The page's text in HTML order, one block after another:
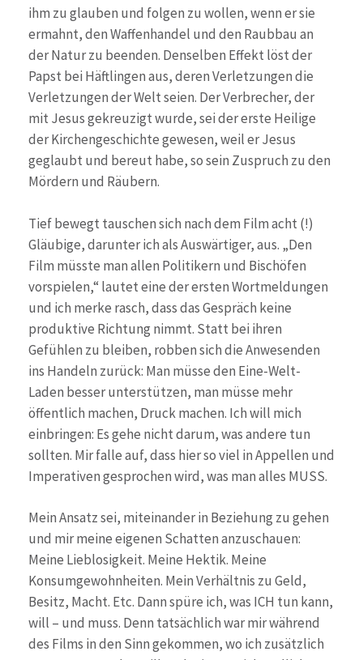
ihm zu glauben und folgen zu wollen, wenn er sie
ermahnt, den Waffenhandel und den Raubbau an
der Natur zu beenden. Denselben Effekt löst der
Papst bei Häftlingen aus, deren Verletzungen die
Verletzungen der Welt seien. Der Verbrecher, der
mit Jesus gekreuzigt wurde, sei der erste Heilige
der Kirchengeschichte gewesen, weil er Jesus
geglaubt und bereut habe, so sein Zuspruch zu den
Mördern und Räubern.
Tief bewegt tauschen sich nach dem Film acht (!)
Gläubige, darunter ich als Auswärtiger, aus. „Den
Film müsste man allen Politikern und Bischöfen
vorspielen,“ lautet eine der ersten Wortmeldungen
und ich merke rasch, dass das Gespräch keine
produktive Richtung nimmt. Statt bei ihren
Gefühlen zu bleiben, robben sich die Anwesenden
ins Handeln zurück: Man müsse den Eine-Welt-
Laden besser unterstützen, man müsse mehr
öffentlich machen, Druck machen. Ich will mich
einbringen: Es gehe nicht darum, was andere tun
sollten. Mir falle auf, dass hier so viel in Appellen und
Imperativen gesprochen wird, was man alles MUSS.
Mein Ansatz sei, miteinander in Beziehung zu gehen
und mir meine eigenen Schatten anzuschauen:
Meine Lieblosigkeit. Meine Hektik. Meine
Konsumgewohnheiten. Mein Verhältnis zu Geld,
Besitz, Macht. Etc. Dann spüre ich, was ICH tun kann,
will – und muss. Denn tatsächlich war mir während
des Films in den Sinn gekommen, wo ich zusätzlich